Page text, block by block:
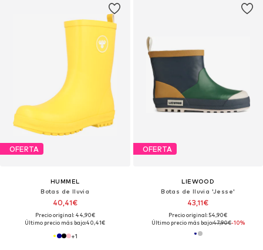
OFERTA
HUMMEL
Botas de lluvia
40,41€
Precio original: 44,90€
Último precio más bajo:40,41€
+1
OFERTA
LIEWOOD
Botas de lluvia 'Jesse'
43,11€
Precio original: 54,90€
Último precio más bajo:47,90€-10%